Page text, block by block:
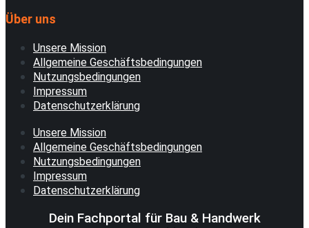
Über uns
Unsere Mission
Allgemeine Geschäftsbedingungen
Nutzungsbedingungen
Impressum
Datenschutzerklärung
Unsere Mission
Allgemeine Geschäftsbedingungen
Nutzungsbedingungen
Impressum
Datenschutzerklärung
Dein Fachportal für Bau & Handwerk